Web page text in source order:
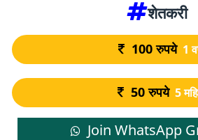
शेतकरी
100 रुपये 1
50 रुपये 5
Join WhatsApp